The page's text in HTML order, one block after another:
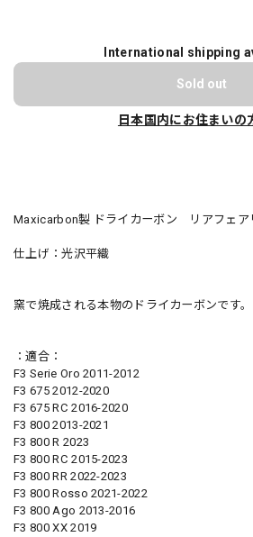
International shipping
Sold out
日本国内にお住まいの
Maxicarbon製 ドライカーボン リアフェア
仕上げ：光沢平織
窯で焼成される本物のドライカーボンです。
：適合：
F3 Serie Oro 2011-2012
F3 675 2012-2020
F3 675 RC 2016-2020
F3 800 2013-2021
F3 800 R 2023
F3 800 RC 2015-2023
F3 800 RR 2022-2023
F3 800 Rosso 2021-2022
F3 800 Ago 2013-2016
F3 800 XX 2019